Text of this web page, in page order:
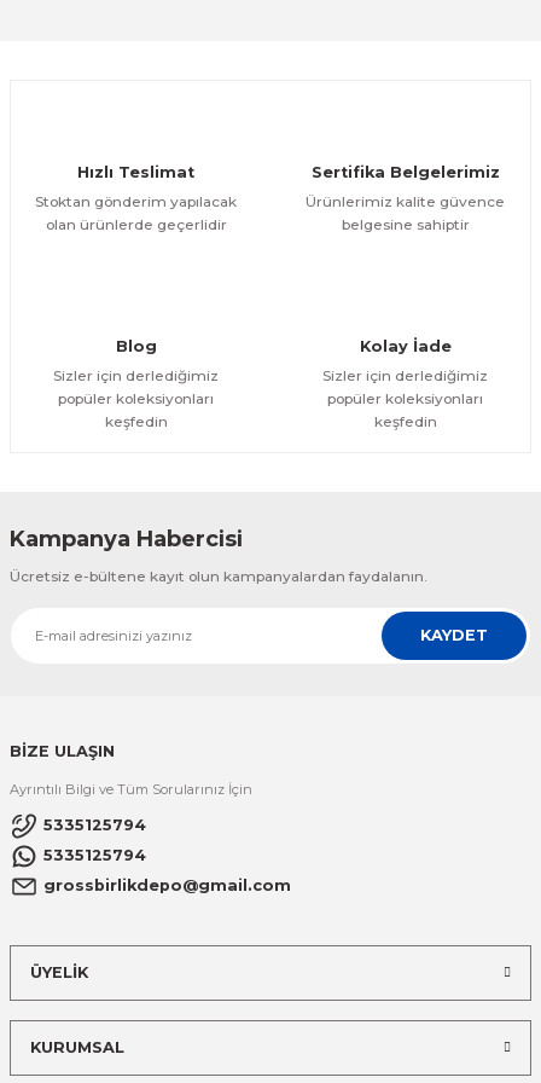
Bu ürüne benzer farklı alternatifler olmalı.
Hızlı Teslimat
Stoktan gönderim yapılacak
olan ürünlerde geçerlidir
Sertifika Belgelerimiz
Ürünlerimiz kalite güvence
belgesine sahiptir
Blog
Sizler için derlediğimiz
popüler koleksiyonları
keşfedin
Kolay İade
Sizler için derlediğimiz
popüler koleksiyonları
keşfedin
Kampanya Habercisi
Ücretsiz e-bültene kayıt olun kampanyalardan faydalanın.
KAYDET
BİZE ULAŞIN
Ayrıntılı Bilgi ve Tüm Sorularınız İçin
5335125794
5335125794
grossbirlikdepo@gmail.com
ÜYELİK
KURUMSAL